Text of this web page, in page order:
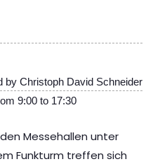
by Christoph David Schneider
9:00 to 17:30
Messehallen unter
Funkturm treffen sich